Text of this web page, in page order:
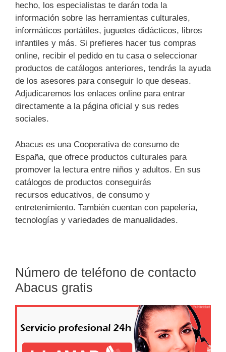
hecho, los especialistas te darán toda la
información sobre las herramientas culturales,
informáticos portátiles, juguetes didácticos, libros
infantiles y más. Si prefieres hacer tus compras
online, recibir el pedido en tu casa o seleccionar
productos de catálogos anteriores, tendrás la ayuda
de los asesores para conseguir lo que deseas.
Adjudicaremos los enlaces online para entrar
directamente a la página oficial y sus redes
sociales.
Abacus es una Cooperativa de consumo de
España, que ofrece productos culturales para
promover la lectura entre niños y adultos. En sus
catálogos de productos conseguirás
recursos educativos, de consumo y
entretenimiento. También cuentan con papelería,
tecnologías y variedades de manualidades.
Número de teléfono de contacto
Abacus gratis